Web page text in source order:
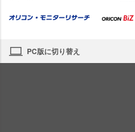
PC版に切り替え